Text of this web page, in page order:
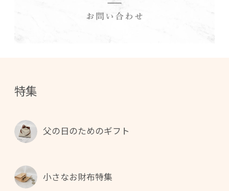
特集
父の日のためのギフト
小さなお財布特集